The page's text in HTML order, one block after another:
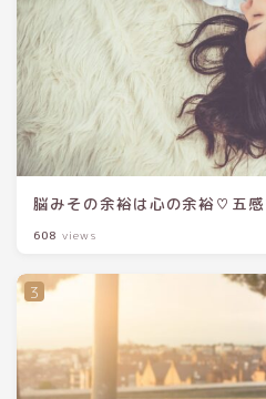
脳みその余裕は心の余裕♡五
608 views